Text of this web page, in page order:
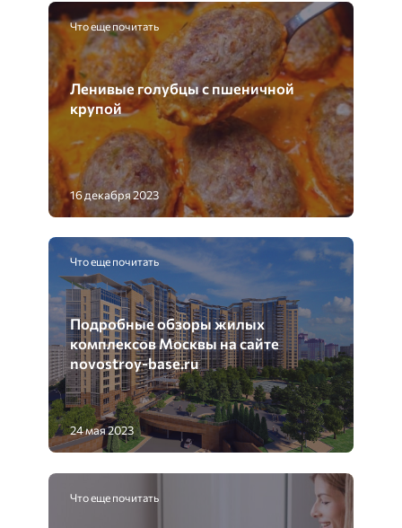
Что еще почитать
Ленивые голубцы с пшеничной
крупой
16 декабря 2023
Что еще почитать
Подробные обзоры жилых
комплексов Москвы на сайте
novostroy-base.ru
24 мая 2023
Что еще почитать